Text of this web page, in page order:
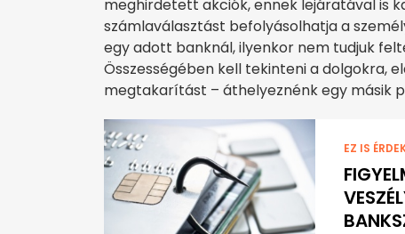
meghirdetett akciók, ennek lejáratával is
számlaválasztást befolyásolhatja a
egy adott banknál, ilyenkor nem tudjuk
Összességében kell tekinteni a dolgokra,
megtakarítást – áthelyeznénk egy másik
EZ IS